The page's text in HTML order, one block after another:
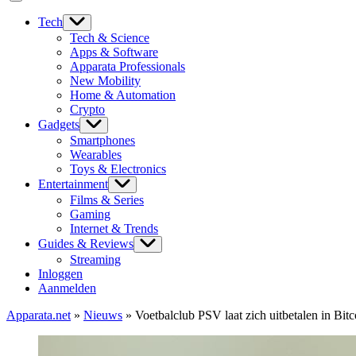
Tech
Tech & Science
Apps & Software
Apparata Professionals
New Mobility
Home & Automation
Crypto
Gadgets
Smartphones
Wearables
Toys & Electronics
Entertainment
Films & Series
Gaming
Internet & Trends
Guides & Reviews
Streaming
Inloggen
Aanmelden
Apparata.net » Nieuws » Voetbalclub PSV laat zich uitbetalen in